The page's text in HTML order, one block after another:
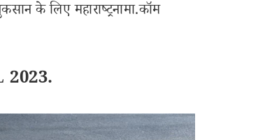
के लिए महाराष्ट्रनामा.कॉम
2023.